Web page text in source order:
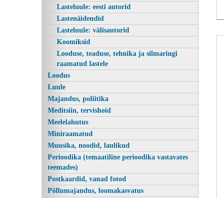
Varastatud oranž jalgratas, Mika
Lasteluule: eesti autorid
Lastenäidendid
Lasteluule: välisautorid
Koomiksid
Looduse, teaduse, tehnika ja silmaringi
raamatud lastele
Loodus
Luule
Majandus, poliitika
Meditsiin, tervishoid
Meelelahutus
Miniraamatud
Muusika, noodid, laulikud
Perioodika (temaatiline perioodika vastavates
teemades)
Postkaardid, vanad fotod
Põllumajandus, loomakasvatus